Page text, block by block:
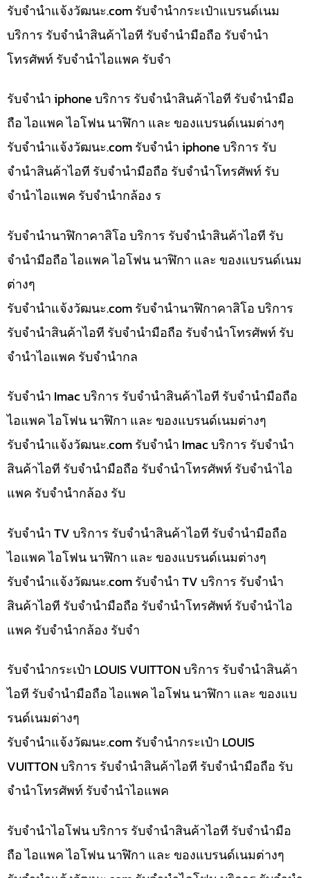
รับจํานําแจ้งวัฒนะ.com รับจำนำกระเป๋าแบรนด์เนม
บริการ รับจำนำสินค้าไอที รับจำนำมือถือ รับจำนำ
โทรศัพท์ รับจำนำไอแพค รับจำ
รับจำนำ iphone บริการ รับจำนำสินค้าไอที รับจำนำมือ
ถือ ไอแพค ไอโฟน นาฬิกา และ ของแบรนด์เนมต่างๆ
รับจํานําแจ้งวัฒนะ.com รับจำนำ iphone บริการ รับ
จำนำสินค้าไอที รับจำนำมือถือ รับจำนำโทรศัพท์ รับ
จำนำไอแพค รับจำนำกล้อง ร
รับจำนำนาฬิกาคาสิโอ บริการ รับจำนำสินค้าไอที รับ
จำนำมือถือ ไอแพค ไอโฟน นาฬิกา และ ของแบรนด์เนม
ต่างๆ
รับจํานําแจ้งวัฒนะ.com รับจำนำนาฬิกาคาสิโอ บริการ
รับจำนำสินค้าไอที รับจำนำมือถือ รับจำนำโทรศัพท์ รับ
จำนำไอแพค รับจำนำกล
รับจำนำ Imac บริการ รับจำนำสินค้าไอที รับจำนำมือถือ
ไอแพค ไอโฟน นาฬิกา และ ของแบรนด์เนมต่างๆ
รับจํานําแจ้งวัฒนะ.com รับจำนำ Imac บริการ รับจำนำ
สินค้าไอที รับจำนำมือถือ รับจำนำโทรศัพท์ รับจำนำไอ
แพค รับจำนำกล้อง รับ
รับจำนำ TV บริการ รับจำนำสินค้าไอที รับจำนำมือถือ
ไอแพค ไอโฟน นาฬิกา และ ของแบรนด์เนมต่างๆ
รับจํานําแจ้งวัฒนะ.com รับจำนำ TV บริการ รับจำนำ
สินค้าไอที รับจำนำมือถือ รับจำนำโทรศัพท์ รับจำนำไอ
แพค รับจำนำกล้อง รับจำ
รับจำนำกระเป๋า LOUIS VUITTON บริการ รับจำนำสินค้า
ไอที รับจำนำมือถือ ไอแพค ไอโฟน นาฬิกา และ ของแบ
รนด์เนมต่างๆ
รับจํานําแจ้งวัฒนะ.com รับจำนำกระเป๋า LOUIS
VUITTON บริการ รับจำนำสินค้าไอที รับจำนำมือถือ รับ
จำนำโทรศัพท์ รับจำนำไอแพค
รับจำนำไอโฟน บริการ รับจำนำสินค้าไอที รับจำนำมือ
ถือ ไอแพค ไอโฟน นาฬิกา และ ของแบรนด์เนมต่างๆ